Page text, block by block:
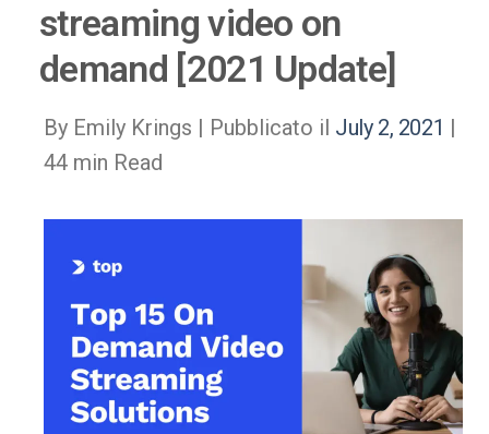
streaming video on
demand [2021 Update]
By Emily Krings | Pubblicato il July 2, 2021 |
44 min Read